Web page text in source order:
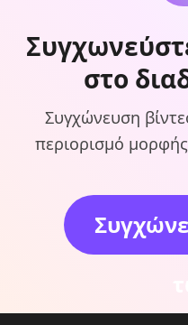
στο
Συγχώνευση
περιορισμό